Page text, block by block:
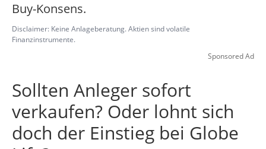
Buy-Konsens.
Disclaimer: Keine Anlageberatung. Aktien sind volatile
Finanzinstrumente.
Sponsored Ad
Sollten Anleger sofort
verkaufen? Oder lohnt sich
doch der Einstieg bei Globe